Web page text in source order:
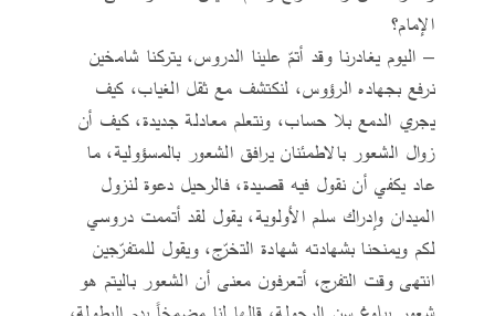
الإمام؟
– اليوم يغادرنا وقد أتمّ علينا الدروس، يتركنا شامخين
نرفع بجهاده الرؤوس، لنكتشف مع ثقل الغياب، كيف
يجري الدمع بلا حساب، ونتعلم معادلة جديدة، كيف أن
زوال الشعور بالاطمئنان يرافق الشعور بالمسؤولية، ما
عاد يكفي أن نقول فيه قصيدة، فالرحيل دعوة لنزول
الميدان وإدراك سلم الأولوية، يقول لقد أتممت دروسي
لكم ويمنحنا بشهادته شهادة التخرّج، ويقول للمتفرّجين
انتهى وقت التفرج، أتعرفون معنى أن الشعور باليتم هو